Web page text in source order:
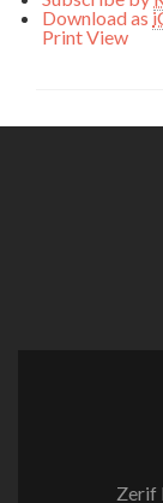
Download as
PrintView
Zerif